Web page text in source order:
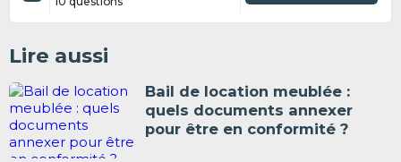
Lire aussi
Bail de location meublée :
quels documents annexer
pour être en conformité ?